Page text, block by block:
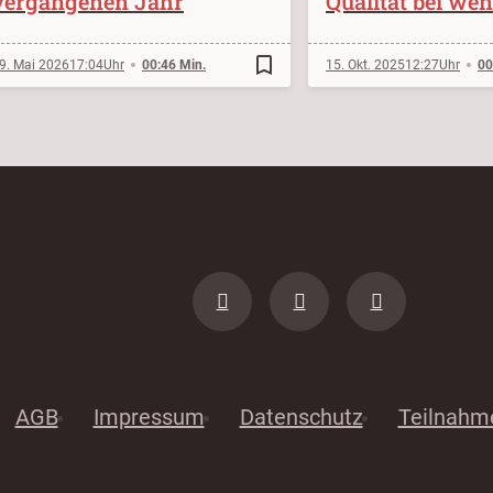
Mai 202617:04 00:46 Min. bookmark_border 15. Okt. 202512:27
AGB Impressum Datenschutz